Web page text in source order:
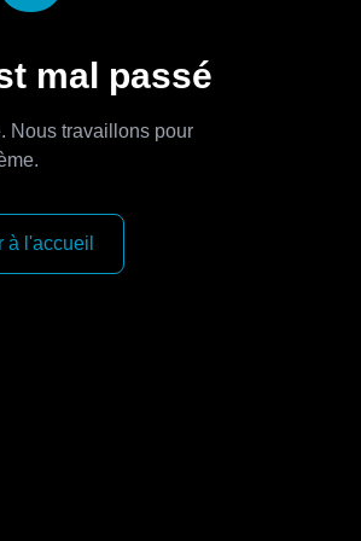
mal passé
Nous travaillons pour
à l'accueil